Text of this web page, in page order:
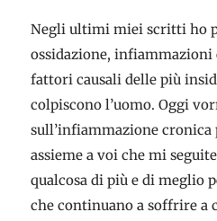
Negli ultimi miei scritti ho
ossidazione, infiammazioni
fattori causali delle più
colpiscono l’uomo. Oggi
sull’infiammazione cronica
assieme a voi che mi
qualcosa di più e di meglio
che continuano a soffrire a